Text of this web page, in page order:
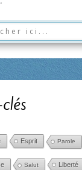
Esprit Parole
Salut Liberté